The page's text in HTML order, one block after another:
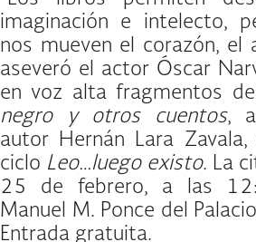
imaginación e intelecto,
nos mueven el corazón, el
aseveró el actor Óscar
en voz alta fragmentos
negro y otros cuentos,
autor Hernán Lara
ciclo Leo…luego existo. La
25 de febrero, a las
Manuel M. Ponce del
Entrada gratuita.